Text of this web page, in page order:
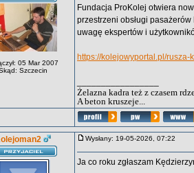
05 Mar 2007
Szczecin
Fundacja ProKolej otwiera
przestrzeni obsługi
uwagę ekspertów i
https://kolejowyportal.pl/
Żelazna kadra też z czasem
A beton kruszeje...
Wysłany: 19-05-2026, 07:22
Ja co roku zgłaszam